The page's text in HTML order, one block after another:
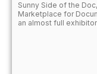
Sunny Side of the
Marketplace for
an almost full